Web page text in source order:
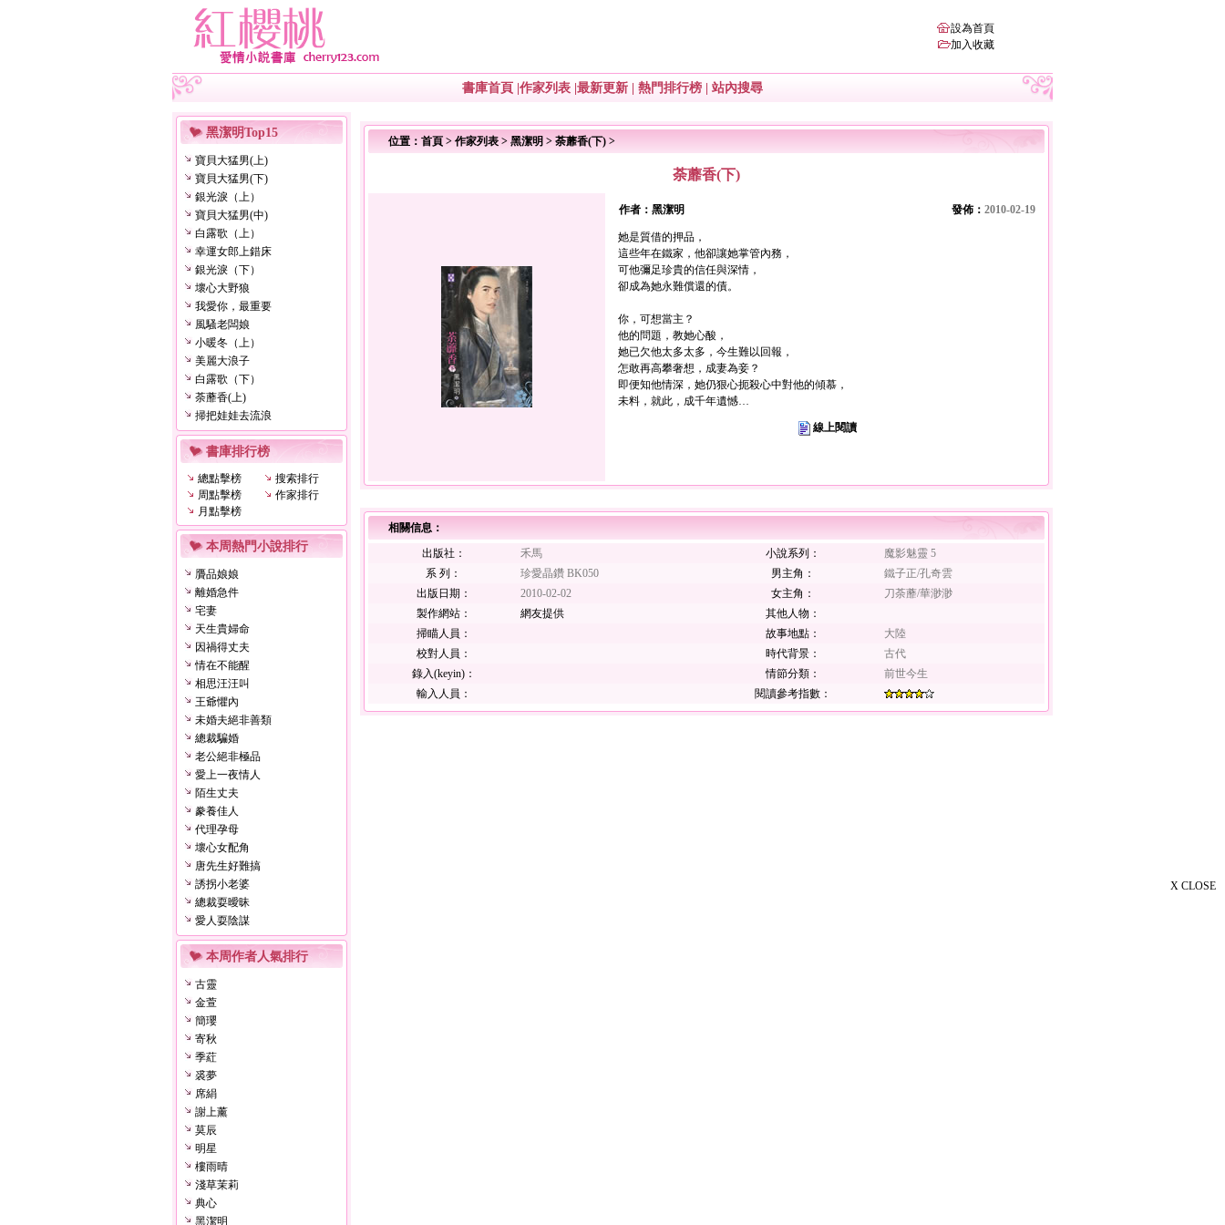
X CLOSE
設為首頁
加入收藏
書庫首頁 作家列表 最新更新 熱門排行榜 站內搜尋
黑潔明Top15
寶貝大猛男(上)
寶貝大猛男(下)
銀光淚（上）
寶貝大猛男(中)
白露歌（上）
幸運女郎上錯床
銀光淚（下）
壞心大野狼
我愛你，最重要
風騷老闆娘
小暖冬（上）
美麗大浪子
白露歌（下）
荼蘼香(上)
掃把娃娃去流浪
書庫排行榜
總點擊榜
搜索排行
周點擊榜
作家排行
月點擊榜
本周熱門小說排行
贗品娘娘
離婚急件
宅妻
天生貴婦命
因禍得丈夫
情在不能醒
相思汪汪叫
王爺懼內
未婚夫絕非善類
總裁騙婚
老公絕非極品
愛上一夜情人
陌生丈夫
豢養佳人
代理孕母
壞心女配角
唐先生好難搞
誘拐小老婆
總裁耍曖昧
愛人耍陰謀
本周作者人氣排行
古靈
金萱
簡瓔
寄秋
季葒
裘夢
席絹
謝上薰
莫辰
明星
樓雨晴
淺草茉莉
典心
黑潔明
位置： 首頁 > 作家列表 > 黑潔明 > 荼蘼香(下) >
荼蘼香(下)
作者： 黑潔明 發佈： 2010-02-19
她是質借的押品，
這些年在鐵家，他卻讓她掌管內務，
可他彌足珍貴的信任與深情，
卻成為她永難償還的債。
你，可想當主？
他的問題，教她心酸，
她已欠他太多太多，今生難以回報，
怎敢再高攀奢想，成妻為妾？
即便知他情深，她仍狠心扼殺心中對他的傾慕，
未料，就此，成千年遺憾…
線上閱讀
相關信息：
出版社：
禾馬 小說系列：
魔影魅靈 5
系 列：
珍愛晶鑽 BK050 男主角：
鐵子正/孔奇雲
出版日期：
2010-02-02 女主角：
刀荼蘼/華渺渺
製作網站：
網友提供
其他人物：
掃瞄人員：
故事地點：
大陸
校對人員：
時代背景：
古代
錄入(keyin)：
情節分類：
前世今生
輸入人員：
閱讀參考指數：